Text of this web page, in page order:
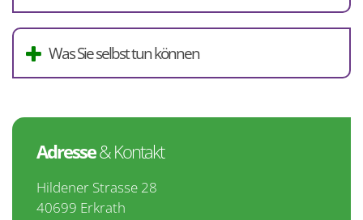
Was Sie selbst tun können
Adresse& Kontakt
Hildener Strasse 28
40699 Erkrath